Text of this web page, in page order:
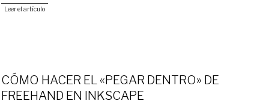
Leer el artículo
CÓMO HACER EL «PEGAR DENTRO» DE
FREEHAND EN INKSCAPE